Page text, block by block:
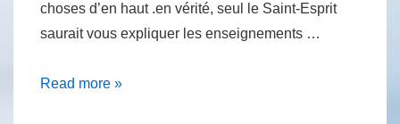
choses d’en haut .en vérité, seul le Saint-Esprit
saurait vous expliquer les enseignements …
LES
Read more »